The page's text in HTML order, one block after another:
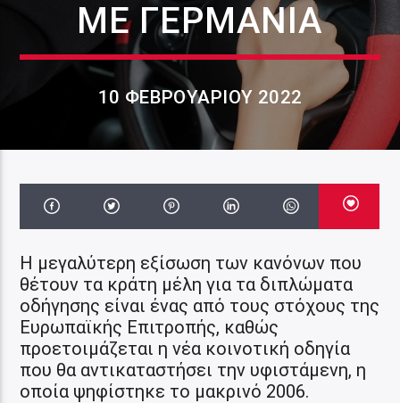
ΜΕ ΓΕΡΜΑΝΊΑ
10 ΦΕΒΡΟΥΑΡΊΟΥ 2022
H μεγαλύτερη εξίσωση των κανόνων που
θέτουν τα κράτη μέλη για τα διπλώματα
οδήγησης είναι ένας από τους στόχους της
Ευρωπαϊκής Επιτροπής, καθώς
προετοιμάζεται η νέα κοινοτική οδηγία
που θα αντικαταστήσει την υφιστάμενη, η
οποία ψηφίστηκε το μακρινό 2006.